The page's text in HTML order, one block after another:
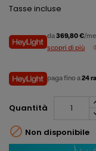
Tasse incluse
da369,80 €/
scopri di più
paga fino a24
Quantità
 Non disponibile